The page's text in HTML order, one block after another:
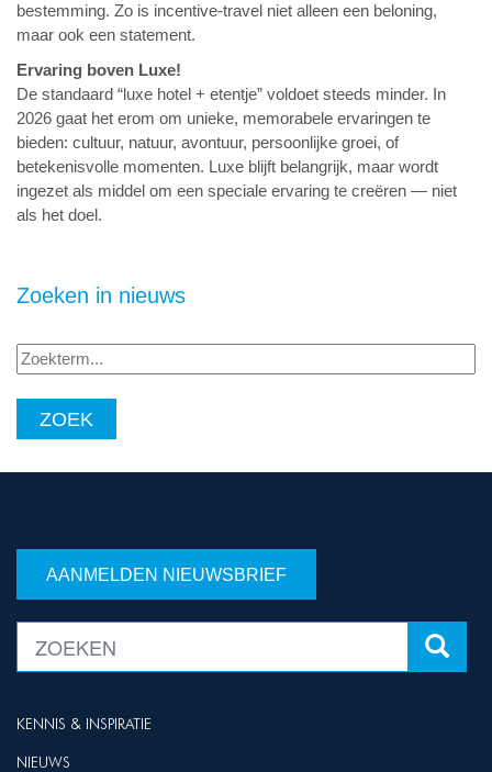
bestemming. Zo is incentive-travel niet alleen een beloning,
maar ook een statement.
Ervaring boven Luxe!
De standaard “luxe hotel + etentje” voldoet steeds minder. In
2026 gaat het erom om unieke, memorabele ervaringen te
bieden: cultuur, natuur, avontuur, persoonlijke groei, of
betekenisvolle momenten. Luxe blijft belangrijk, maar wordt
ingezet als middel om een speciale ervaring te creëren — niet
als het doel.
Zoeken in nieuws
AANMELDEN NIEUWSBRIEF
KENNIS & INSPIRATIE
NIEUWS